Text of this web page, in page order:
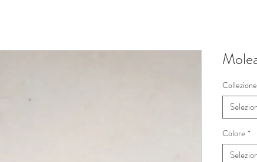
Collezione
Colore *